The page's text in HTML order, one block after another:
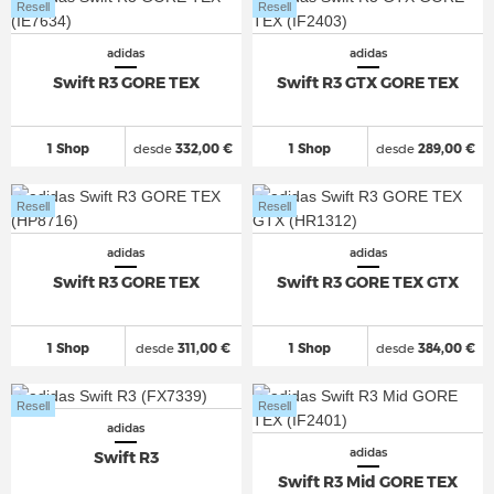
adidas
Swift R3 GORE TEX
1 Shop
Resell
desde 332,00 €
adidas
Swift R3 GTX GORE TEX
1 Shop
Resell
desde289,00 €
adidas
Swift R3 GORE TEX
1 Shop
Resell
desde 311,00 €
adidas
Swift R3 GORE TEX GTX
1 Shop
Resell
desde384,00 €
adidas
Swift R3
Resell
adidas
Swift R3 Mid GORE TEX
Resell